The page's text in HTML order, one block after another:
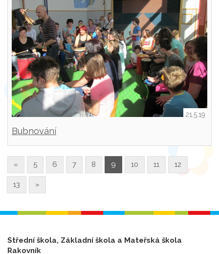
21.5.19
Bubnování
« 5 6 7 8 9 10 11 12
13 »
Střední škola, Základní škola a Mateřská škola
Rakovník